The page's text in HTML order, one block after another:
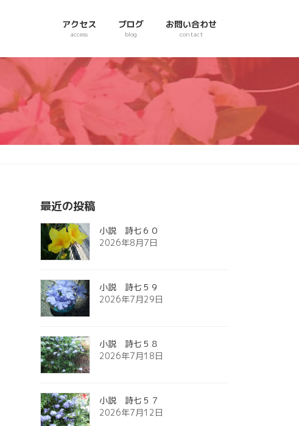
アクセス
access
ブログ
blog
お問い合わせ
contact
最近の投稿
小説 詩七６０
2026年8月7日
小説 詩七５９
2026年7月29日
小説 詩七５８
2026年7月18日
小説 詩七５７
2026年7月12日